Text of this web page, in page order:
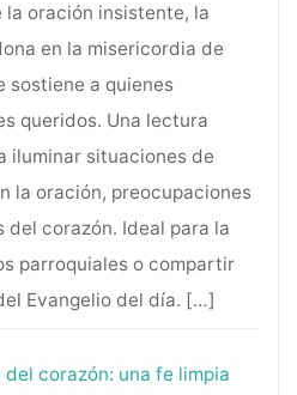
oración insistente, la
en la misericordia de
sostiene a quienes
queridos. Una lectura
iluminar situaciones de
la oración, preocupaciones
corazón. Ideal para la
parroquiales o compartir
Evangelio del día. […]
del corazón: una fe limpia